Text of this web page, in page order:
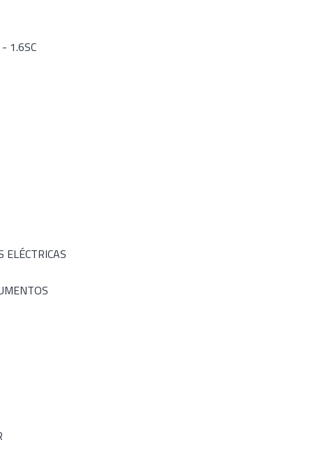
1.6SC
ELÉCTRICAS